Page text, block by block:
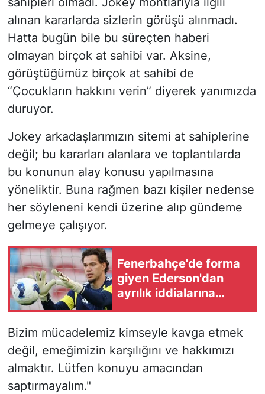
alınan kararlarda sizlerin görüşü alınmadı.
Hatta bugün bile bu süreçten haberi
olmayan birçok at sahibi var. Aksine,
görüştüğümüz birçok at sahibi de
“Çocukların hakkını verin” diyerek yanımızda
duruyor.
Jokey arkadaşlarımızın sitemi at sahiplerine
değil; bu kararları alanlara ve toplantılarda
bu konunun alay konusu yapılmasına
yöneliktir. Buna rağmen bazı kişiler nedense
her söyleneni kendi üzerine alıp gündeme
gelmeye çalışıyor.
Fenerbahçe'de forma
giyen Ederson'dan
ayrılık iddialarına
Bizim mücadelemiz kimseyle kavga etmek
değil, emeğimizin karşılığını ve hakkımızı
almaktır. Lütfen konuyu amacından
saptırmayalım."